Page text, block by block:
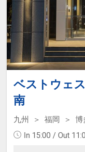
ベストウェ
南
九州 福岡
博
In 15:00 / Out